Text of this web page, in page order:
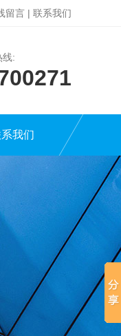
留言 | 联系我们
线:
我们